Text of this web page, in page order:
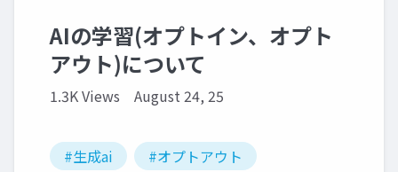
AIの学習(オプトイン、オプト
アウト)について
1.3K Views August 24, 25
#生成ai
#オプトアウト